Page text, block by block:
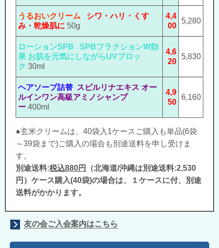
うるおいクリーム
シワ・ハリ・くす
み・乾燥肌に 50g
4,4
00
5,280
ローションSPB
SPBフラクションW効
果 お肌を元気にしながらUVブロッ
ク 30ml
4,6
20
5,830
ヘアソープ詰替 スピルリナエキス オー
ルインワン高級アミノシャンプ
ー 400ml
4,9
50
6,160
●玄米クリームは、40袋入1ケースご購入も単品(6袋
～39袋まで)ご購入の場合も別途送料を申し受けま
す。
別途送料:税込880円
（北海道/沖縄は別途送料:2,530
円）ケース購入(40袋)の場合は、１ケースに付、別途
送料がかかります。
友の会ご入会案内はこちら